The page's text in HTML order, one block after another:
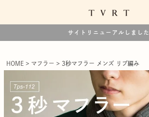
サイトリニューアルしました
HOME マフラー 3秒マフラー メンズ リブ編み